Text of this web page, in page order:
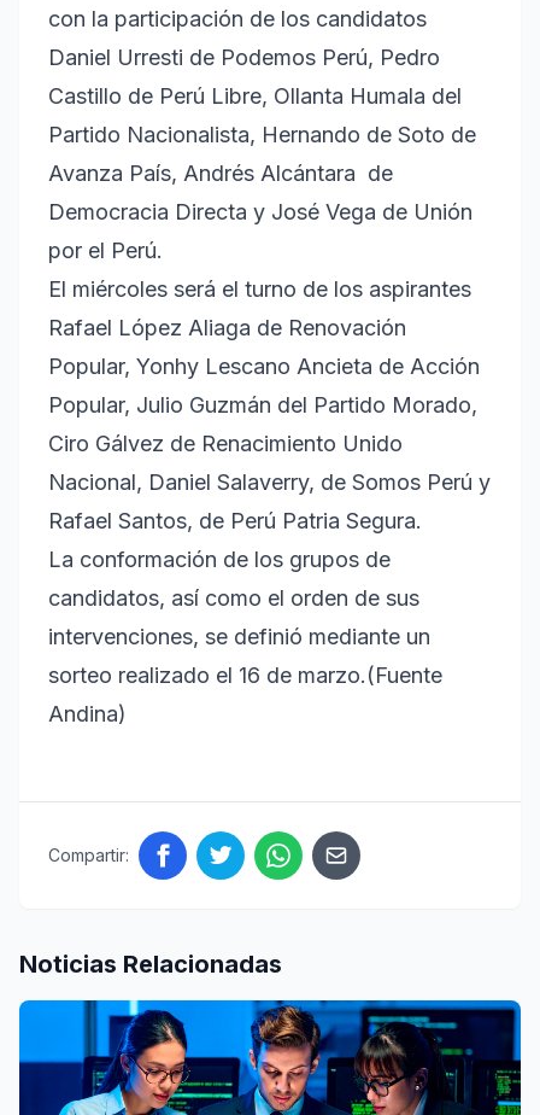
con la participación de los candidatos
Daniel Urresti de Podemos Perú, Pedro
Castillo de Perú Libre, Ollanta Humala del
Partido Nacionalista, Hernando de Soto de
Avanza País, Andrés Alcántara de
Democracia Directa y José Vega de Unión
por el Perú.
El miércoles será el turno de los aspirantes
Rafael López Aliaga de Renovación
Popular, Yonhy Lescano Ancieta de Acción
Popular, Julio Guzmán del Partido Morado,
Ciro Gálvez de Renacimiento Unido
Nacional, Daniel Salaverry, de Somos Perú y
Rafael Santos, de Perú Patria Segura.
La conformación de los grupos de
candidatos, así como el orden de sus
intervenciones, se definió mediante un
sorteo realizado el 16 de marzo.(Fuente
Andina)
Compartir:
Noticias Relacionadas